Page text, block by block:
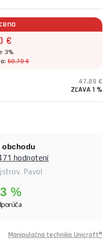
€
3%
60,70 €
47,89 €
ZĽAVA 1 %
obchodu
hodnotení
Pavol
%
Manipulačná technika Unicraft®